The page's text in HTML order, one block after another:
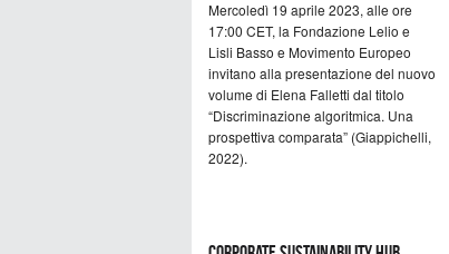
Mercoledì 19 aprile 2023, alle ore
17:00 CET, la Fondazione Lelio e
Lisli Basso e Movimento Europeo
invitano alla presentazione del nuovo
volume di Elena Falletti dal titolo
“Discriminazione algoritmica. Una
prospettiva comparata” (Giappichelli,
2022).